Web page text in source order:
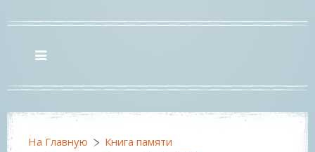
На Главную
Книга памяти